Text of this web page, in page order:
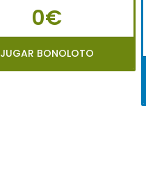
0€
JUGAR BONOLOTO